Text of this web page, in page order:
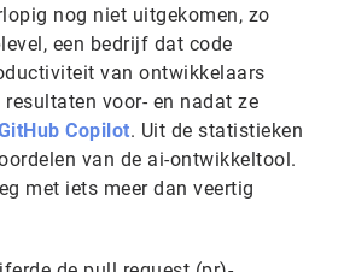
nog niet uitgekomen, zo
een bedrijf dat code
van ontwikkelaars
resultaten voor- en nadat ze
Copilot. Uit de statistieken
van de ai-ontwikkeltool.
met iets meer dan veertig